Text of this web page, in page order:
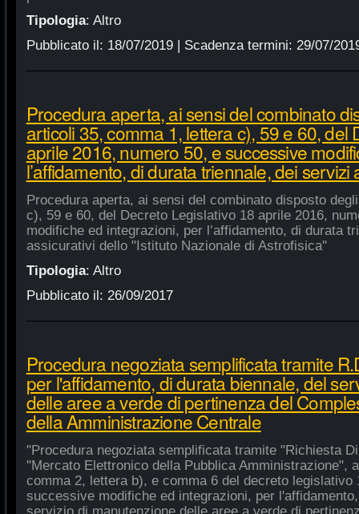
Tipologia: Altro
Pubblicato il: 18/07/2019| Scadenza termini: 29/07/
Procedura aperta, ai sensi del combinato
articoli 35, comma 1, lettera c), 59 e 60, del
aprile 2016, numero 50, e successive
l’affidamento, di durata triennale, dei servizi
Procedura aperta, ai sensi del combinato disposto
c), 59 e 60, del Decreto Legislativo 18 aprile 2016,
modifiche ed integrazioni, per l’affidamento, di durata
assicurativi dello "Istituto Nazionale di Astrofisica"
Tipologia: Altro
Pubblicato il: 26/09/2017
Procedura negoziata semplificata tramite
per l'affidamento, di durata biennale, del
delle aree a verde di pertinenza del
della Amministrazione Centrale
"Procedura negoziata semplificata tramite "Richiesta
"Mercato Elettronico della Pubblica Amministrazione",
comma 2, lettera b), e comma 6 del decreto legislativo
successive modifiche ed integrazioni, per
servizio di manutenzione delle aree a verde di